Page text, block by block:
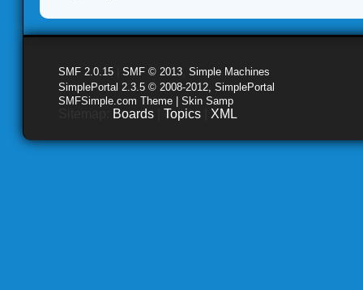
SMF 2.0.15 SMF © 2013 Simple Machines
SimplePortal 2.3.5 © 2008-2012, SimplePortal
SMFSimple.com Theme | Skin Samp
Boards Topics XML